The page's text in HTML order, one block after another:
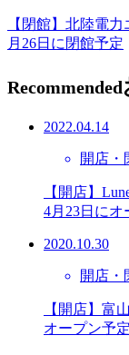
【閉館】北陸電
月26日に閉館予定
Recommended
2022.04.14
開店・
【開店】
4月23日にオ
2020.10.30
開店・
【開店】富
オープン予定